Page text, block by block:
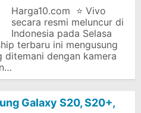
Harga10.com ⭐ Vivo
secara resmi meluncur di
Indonesia pada Selasa
terbaru ini mengusung
ditemani dengan kamera
Galaxy S20, S20+,